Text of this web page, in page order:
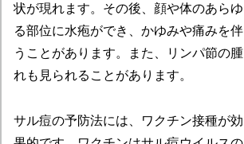
状が現れます。その後、顔や体のあらゆ
る部位に水疱ができ、かゆみや痛みを伴
うことがあります。また、リンパ節の腫
れも見られることがあります。
サル痘の予防法には、ワクチン接種が効